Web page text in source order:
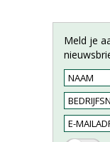
Meld je